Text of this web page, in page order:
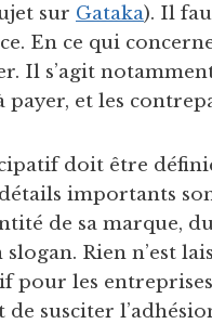
sur Gataka). Il
En ce qui
Il s’agit
payer, et les
doit être
importants
de sa marque,
Rien n’est
pour les
susciter